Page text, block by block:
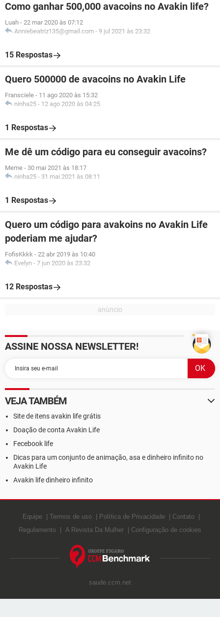
Como ganhar 500,000 avacoins no Avakin life?
Luah - 22 mar 2020 às 07:12
Anniebeatriz135@gmail.com - 9 jul 2021 às 23:32
15 Respostas
Quero 500000 de avacoins no Avakin Life
Fransciele - 11 ago 2020 às 15:32
ninha25 - 12 ago 2020 às 04:25
1 Respostas
Me dê um código para eu conseguir avacoins?
Meme - 30 mai 2021 às 18:17
ninha25 - 31 mai 2021 às 08:11
1 Respostas
Quero um código para avakoins no Avakin Life
poderiam me ajudar?
FofisKkkk - 22 abr 2019 às 10:40
Evelyn - 7 jun 2020 às 23:32
12 Respostas
ASSINE NOSSA NEWSLETTER!
VEJA TAMBÉM
Site de itens avakin life grátis
Doação de conta Avakin Life
Fecebook life
Dicas para um conjunto de animação, asa e dinheiro infinito no
Avakin Life
Avakin life dinheiro infinito
Equipe Termos de uso Política de Privacidade
Contato
Regulamento
A Revista Da Mulher Configuração de cookies
saude.ccm.net